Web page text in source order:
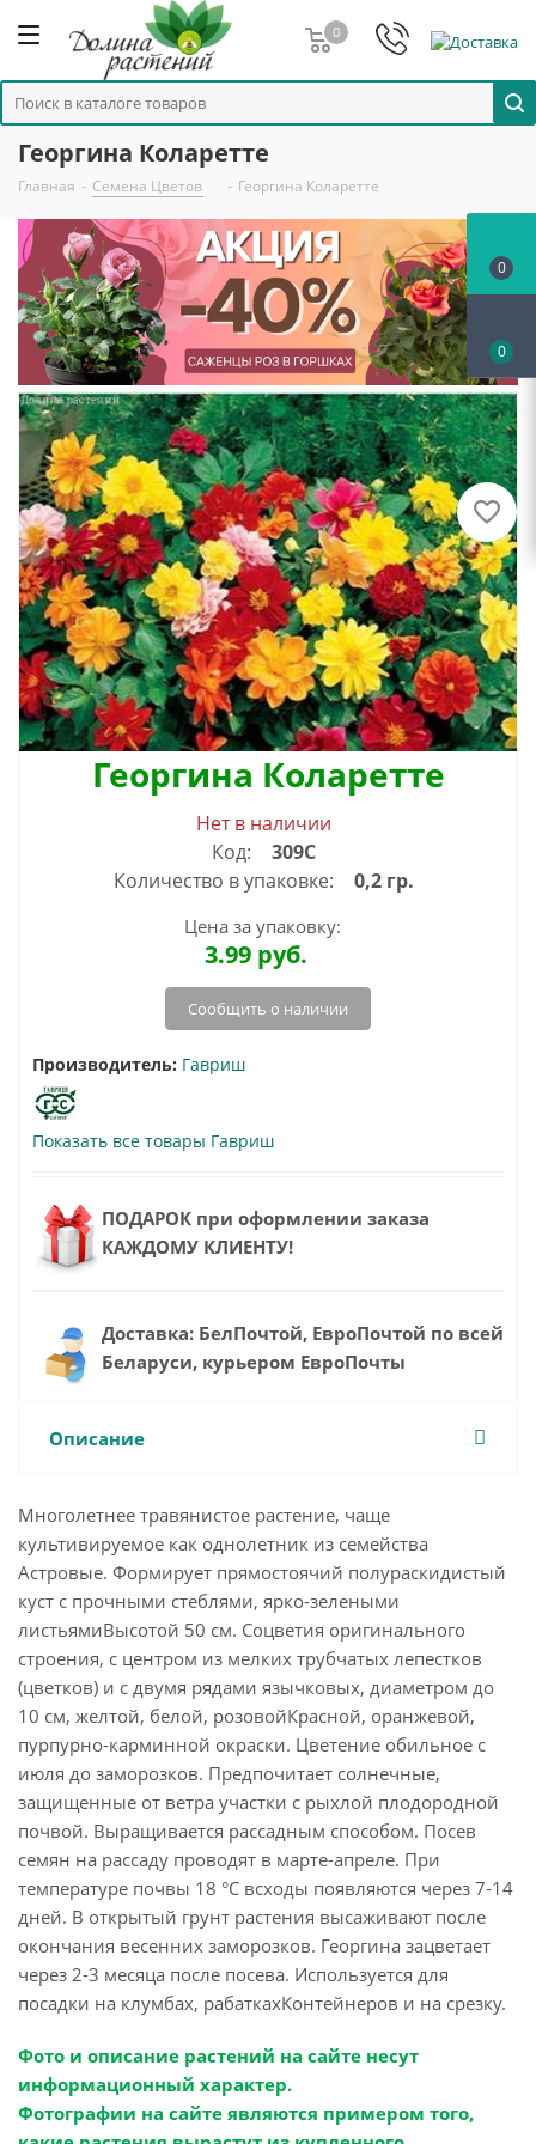
0
Георгина Коларетте
Главная - Семена Цветов - Георгина Коларетте
Георгина Коларетте
Нет в наличии
Код:
309С
Количество в упаковке:
0,2 гр.
Цена за упаковку:
3.99 руб.
Сообщить о наличии
Производитель: Гавриш
Показать все товары Гавриш
ПОДАРОК при оформлении заказа
КАЖДОМУ КЛИЕНТУ!
Доставка: БелПочтой, ЕвроПочтой по всей
Беларуси, курьером ЕвроПочты
Описание
Многолетнее травянистое растение, чаще
культивируемое как однолетник из семейства
Астровые. Формирует прямостоячий полураскидистый
куст с прочными стеблями, ярко-зелеными
листьямиВысотой 50 см. Соцветия оригинального
строения, с центром из мелких трубчатых лепестков
(цветков) и с двумя рядами язычковых, диаметром до
10 см, желтой, белой, розовойКрасной, оранжевой,
пурпурно-карминной окраски. Цветение обильное с
июля до заморозков. Предпочитает солнечные,
защищенные от ветра участки с рыхлой плодородной
почвой. Выращивается рассадным способом. Посев
семян на рассаду проводят в марте-апреле. При
температуре почвы 18 °C всходы появляются через 7-14
дней. В открытый грунт растения высаживают после
окончания весенних заморозков. Георгина зацветает
через 2-3 месяца после посева. Используется для
посадки на клумбах, рабаткахКонтейнеров и на срезку.
Фото и описание растений на сайте несут
информационный характер.
Фотографии на сайте являются примером того,
0
0